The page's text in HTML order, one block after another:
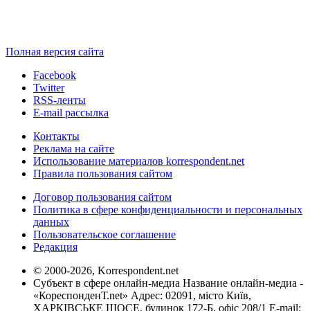
Полная версия сайта
Facebook
Twitter
RSS-ленты
E-mail рассылка
Контакты
Реклама на сайте
Использование материалов korrespondent.net
Правила пользования сайтом
Договор пользования сайтом
Политика в сфере конфиденциальности и персональных
данных
Пользовательское соглашение
Редакция
© 2000-2026, Korrespondent.net
Субъект в сфере онлайн-медиа Название онлайн-медиа -
«КореспонденТ.net» Адрес: 02091, місто Київ,
ХАРКІВСЬКЕ ШОСЕ, будинок 172-Б, офіс 208/1 E-mail: